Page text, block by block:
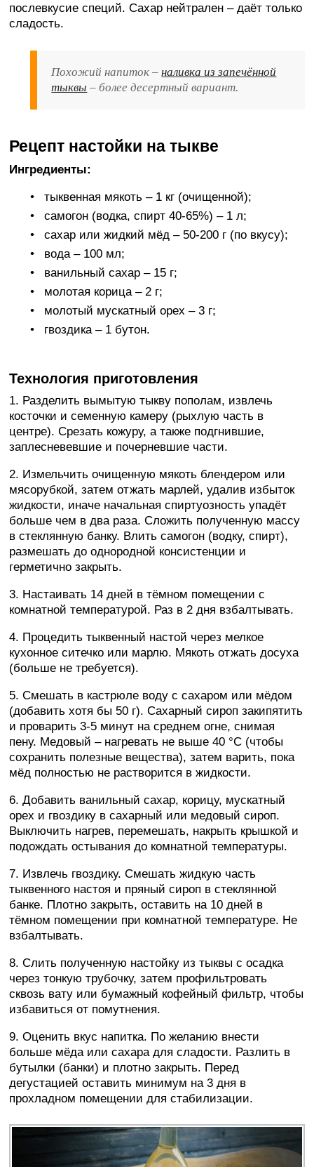
послевкусие специй. Сахар нейтрален – даёт только
сладость.
Похожий напиток –наливка из запечённой
тыквы – более десертный вариант.
Рецепт настойки на тыкве
Ингредиенты:
тыквенная мякоть – 1 кг (очищенной);
самогон (водка, спирт 40-65%) – 1 л;
сахар или жидкий мёд – 50-200 г (по вкусу);
вода – 100 мл;
ванильный сахар – 15 г;
молотая корица – 2 г;
молотый мускатный орех – 3 г;
гвоздика – 1 бутон.
Технология приготовления
1. Разделить вымытую тыкву пополам, извлечь
косточки и семенную камеру (рыхлую часть в
центре). Срезать кожуру, а также подгнившие,
заплесневевшие и почерневшие части.
2. Измельчить очищенную мякоть блендером или
мясорубкой, затем отжать марлей, удалив избыток
жидкости, иначе начальная спиртуозность упадёт
больше чем в два раза. Сложить полученную массу
в стеклянную банку. Влить самогон (водку, спирт),
размешать до однородной консистенции и
герметично закрыть.
3. Настаивать 14 дней в тёмном помещении с
комнатной температурой. Раз в 2 дня взбалтывать.
4. Процедить тыквенный настой через мелкое
кухонное ситечко или марлю. Мякоть отжать досуха
(больше не требуется).
5. Смешать в кастрюле воду с сахаром или мёдом
(добавить хотя бы 50 г). Сахарный сироп закипятить
и проварить 3-5 минут на среднем огне, снимая
пену. Медовый – нагревать не выше 40 °C (чтобы
сохранить полезные вещества), затем варить, пока
мёд полностью не растворится в жидкости.
6. Добавить ванильный сахар, корицу, мускатный
орех и гвоздику в сахарный или медовый сироп.
Выключить нагрев, перемешать, накрыть крышкой и
подождать остывания до комнатной температуры.
7. Извлечь гвоздику. Смешать жидкую часть
тыквенного настоя и пряный сироп в стеклянной
банке. Плотно закрыть, оставить на 10 дней в
тёмном помещении при комнатной температуре. Не
взбалтывать.
8. Слить полученную настойку из тыквы с осадка
через тонкую трубочку, затем профильтровать
сквозь вату или бумажный кофейный фильтр, чтобы
избавиться от помутнения.
9. Оценить вкус напитка. По желанию внести
больше мёда или сахара для сладости. Разлить в
бутылки (банки) и плотно закрыть. Перед
дегустацией оставить минимум на 3 дня в
прохладном помещении для стабилизации.